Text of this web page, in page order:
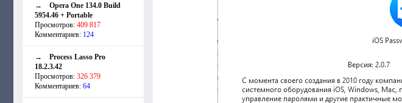
→ Opera One 134.0 Build
5954.46 + Portable
Просмотров: 409 817
Комментариев: 124
→ Process Lasso Pro
18.2.3.42
Просмотров: 326 379
Комментариев: 64